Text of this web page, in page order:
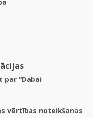
par “Dabai
vērtības noteikšanas